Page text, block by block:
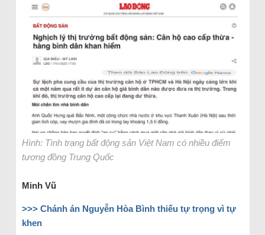
Hình: Tình trạng bất động sản Việt Nam có nhiều điểm
tương đồng Trung Quốc
Minh Vũ
>>> Chánh án Nguyễn Hòa Bình thiếu tự trọng vì tự
khen